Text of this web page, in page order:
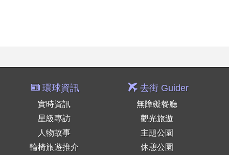
環球資訊
實時資訊
星級專訪
人物故事
輪椅旅遊推介
去街 Guider
無障礙餐廳
觀光旅遊
主題公園
休憩公園